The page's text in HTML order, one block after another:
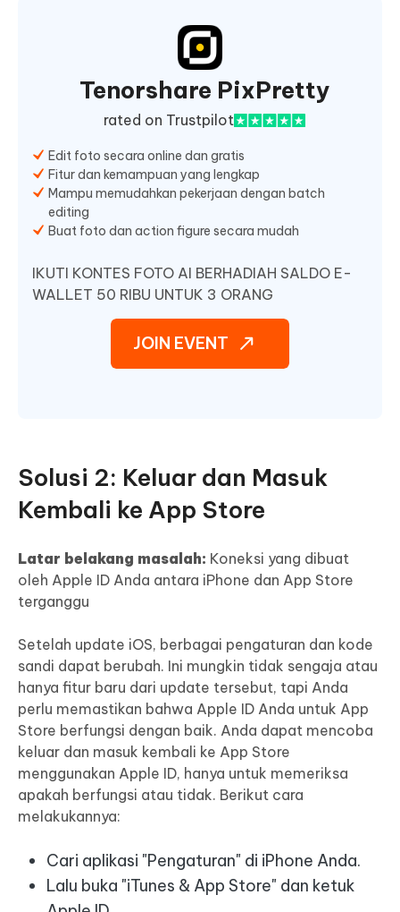
Tenorshare PixPretty
rated on Trustpilot
Edit foto secara online dan gratis
Fitur dan kemampuan yang lengkap
Mampu memudahkan pekerjaan dengan batch
editing
Buat foto dan action figure secara mudah
IKUTI KONTES FOTO AI BERHADIAH SALDO E-
WALLET 50 RIBU UNTUK 3 ORANG
JOIN EVENT
Solusi 2: Keluar dan Masuk
Kembali ke App Store
Latar belakang masalah: Koneksi yang dibuat
oleh Apple ID Anda antara iPhone dan App Store
terganggu
Setelah update iOS, berbagai pengaturan dan kode
sandi dapat berubah. Ini mungkin tidak sengaja atau
hanya fitur baru dari update tersebut, tapi Anda
perlu memastikan bahwa Apple ID Anda untuk App
Store berfungsi dengan baik. Anda dapat mencoba
keluar dan masuk kembali ke App Store
menggunakan Apple ID, hanya untuk memeriksa
apakah berfungsi atau tidak. Berikut cara
melakukannya:
Cari aplikasi "Pengaturan" di iPhone Anda.
Lalu buka "iTunes & App Store" dan ketuk